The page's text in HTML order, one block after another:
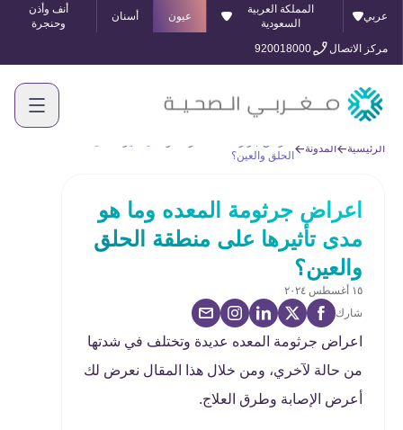
عربي
المملكة العربية
السعودية
عيون أسنان
أنف وأذن
وحنجرة
مركز الاتصال
920018000
الرئيسية المدونة
الحلق والعين؟
اعراض جرثومة المعده وما هو
مدى تأثيرها على منطقة الحلق
والعين؟
١٥ أغسطس ٢٠٢٤
شارك
اعراض جرثومة المعده عديدة وتختلف في شدتها
من حالة لآخري، ومن خلال هذا المقال نعرض لك
أعرض الإصابة وطرق العلاج.